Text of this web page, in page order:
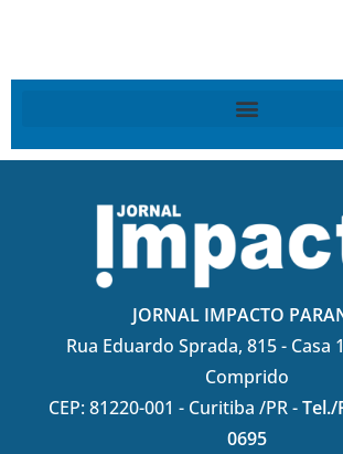
JORNAL IMPACTO
Rua Eduardo Sprada, 815 - Casa
Comprido
CEP: 81220-001 - Curitiba /PR -Tel./
0695